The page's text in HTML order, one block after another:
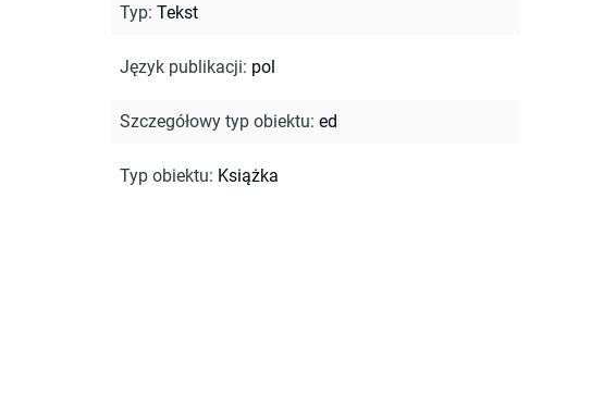
Typ: Tekst
Język publikacji: pol
Szczegółowy typ obiektu: ed
Typ obiektu: Książka